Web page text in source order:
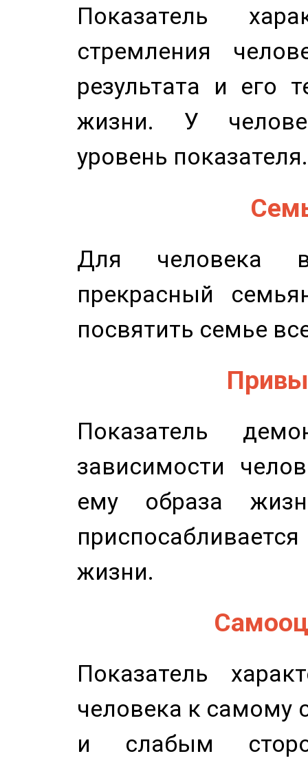
Показатель
стремления
результата и его
жизни. У
уровень показателя.
Для человека
прекрасный
посвятить семье
Показатель
зависимости
ему образа
жизни.
Показатель
человека к самому
и слабым